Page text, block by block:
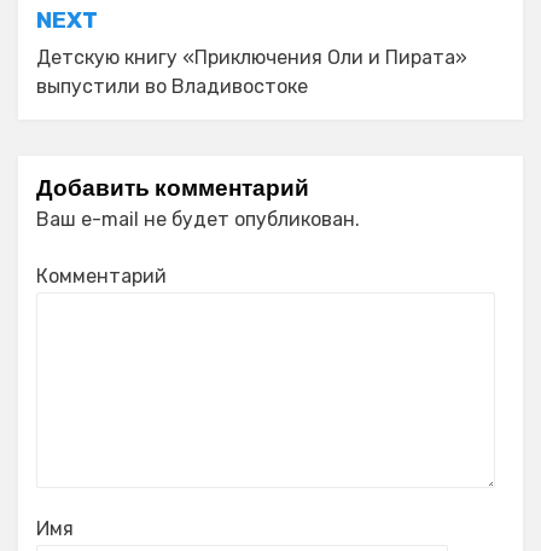
NEXT
Детскую книгу «Приключения Оли и Пирата»
выпустили во Владивостоке
Добавить комментарий
Ваш e-mail не будет опубликован.
Комментарий
Имя